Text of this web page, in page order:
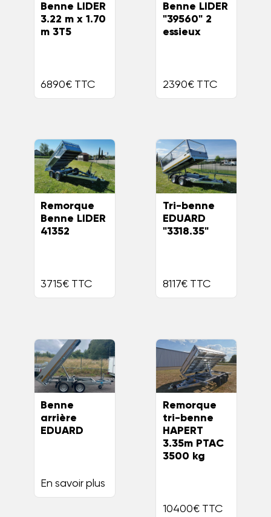
Benne LIDER
3.22 m x 1.70
m 3T5
6890€ TTC
Benne LIDER
"39560" 2
essieux
2390€ TTC
Remorque
Benne LIDER
41352
3715€ TTC
Tri-benne
EDUARD
"3318.35"
8117€ TTC
Benne
arrière
EDUARD
En savoir plus
Remorque
tri-benne
HAPERT
3.35m PTAC
3500 kg
10400€ TTC